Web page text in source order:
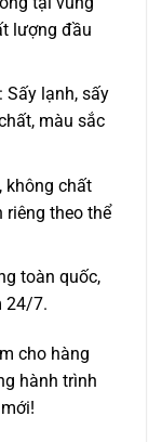
lượng đầu
Sấy lạnh, sấy
màu sắc
không chất
riêng theo thể
toàn quốc,
24/7.
cho hàng
hành trình